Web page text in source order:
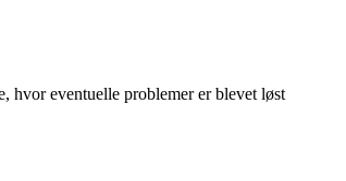
hvor eventuelle problemer er blevet løst